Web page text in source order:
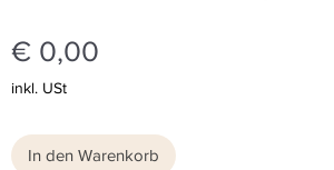
€ 0,00
inkl. USt
In den Warenkorb